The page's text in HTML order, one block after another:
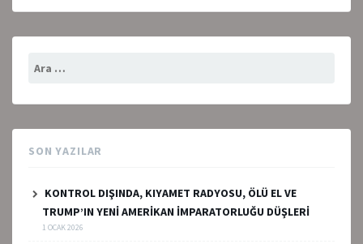
SON YAZILAR
KONTROL DIŞINDA, KIYAMET RADYOSU, ÖLÜ EL VE
TRUMP’IN YENİ AMERİKAN İMPARATORLUĞU DÜŞLERİ
1 OCAK 2026